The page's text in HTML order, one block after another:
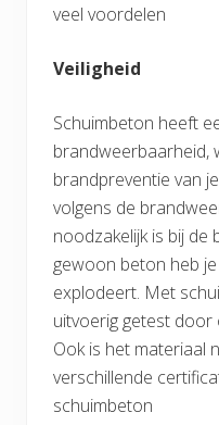
veel voordelen
Veiligheid
Schuimbeton heeft
brandweerbaarheid,
brandpreventie van
volgens de
noodzakelijk is bij de
gewoon beton heb
explodeert. Met
uitvoerig getest door
Ook is het materiaal
verschillende
schuimbeton